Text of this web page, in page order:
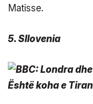
Matisse.
5. Sllovenia